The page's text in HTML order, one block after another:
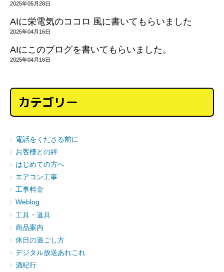
2025年05月28日
AIに栄電気のココロ 風に書いてもらいました
2025年04月16日
AIにこのブログを書いてもらいました。
2025年04月16日
カテゴリー
電話をくださる前に
お客様との絆
はじめての方へ
エアコン工事
工事料金
Weblog
工具・道具
商品案内
休日の過ごし方
デジタル放送あれこれ
酒紀行